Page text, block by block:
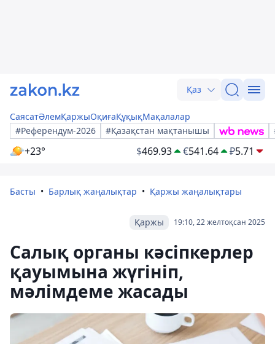
Қаз
СаясатӘлемҚаржыОқиғаҚұқықМақалалар
#Референдум-2026
#Қазақстан мақтанышы
+23° $469.93 €541.64 ₽5.71
Басты Барлық жаңалықтар Қаржы жаңалықтары
19:10, 22 желтоқсан 2025
Қаржы
Салық органы кәсіпкерлер
қауымына жүгініп,
мәлімдеме жасады